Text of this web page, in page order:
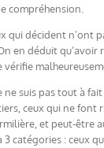
compréhension.
qui décident n’ont
en déduit qu’avoir
vérifie
ne suis pas tout à
ceux qui ne font
et peut-être
3 catégories : ceux